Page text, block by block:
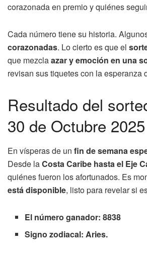
corazonada en premio y quiénes
Cada número tiene su historia.
corazonadas. Lo cierto es que el
que mezclaazar y emoción en una
revisan sus tiquetes con la esperanza
Resultado del
30 de Octubre 2025
En vísperas de un fin de semana
Desde laCosta Caribe hasta el Eje
quiénes fueron los afortunados. Es
está disponible, listo para revelar si
El número ganador: 8838
Signo zodiacal: Aries.